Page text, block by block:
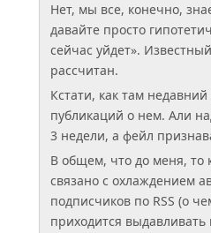
Нет, мы все, конечно,
давайте просто
сейчас уйдет».
рассчитан.
Кстати, как там
публикаций о нем. Али
3 недели, а фейл
В общем, что до меня, то
связано с охлаждением
подписчиков по RSS (о
приходится